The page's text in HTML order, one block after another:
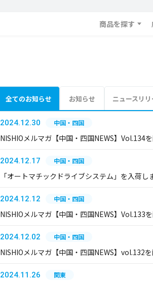
商品を探す
全てのお知らせ お知らせ ニュースリリ
2024.12.30 中国・四国
NISHIOメルマガ【中国・四国NEWS】Vol.134
2024.12.17 中国・四国
「オートマチックドライブシステム」を入荷し
2024.12.12 中国・四国
NISHIOメルマガ【中国・四国NEWS】Vol.133
2024.12.02 中国・四国
NISHIOメルマガ【中国・四国NEWS】vol.132
2024.11.26 関東